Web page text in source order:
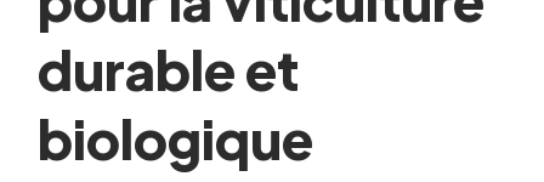
durable et
biologique